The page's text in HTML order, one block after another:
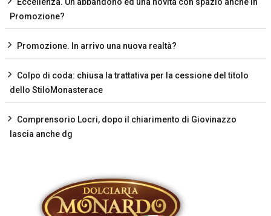
Promozione?
Promozione. In arrivo una nuova realtà?
Colpo di coda: chiusa la trattativa per la cessione del titolo
dello StiloMonasterace
Comprensorio Locri, dopo il chiarimento di Giovinazzo
lascia anche dg